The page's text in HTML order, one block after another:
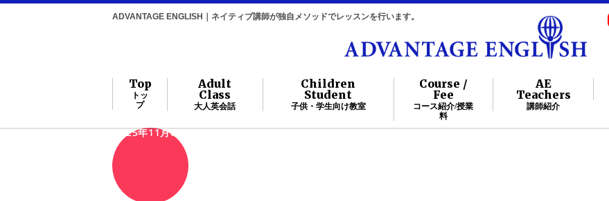
ADVANTAGE ENGLISH｜ネイティブ講師が独自メソッドでレッスンを行います。
Top
トッ
プ
Adult
Class
大人英会話
Children
Student
子供・学生向け教室
Course /
Fee
コース紹介/授業
料
AE
Teachers
講師紹介
2025年11月6日